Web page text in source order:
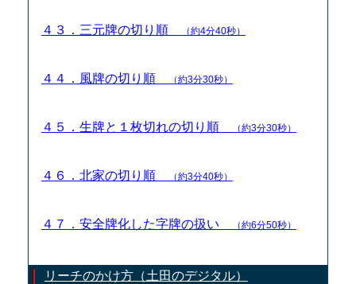
４３．三元牌の切り順 （約4分40秒）
４４．風牌の切り順 （約3分30秒）
４５．生牌と１枚切れの切り順 （約3分30秒）
４６．北家の切り順 （約3分40秒）
４７．安全牌化した字牌の扱い （約6分50秒）
リーチのかけ方（土田のデジタル）